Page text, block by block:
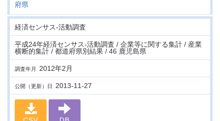
府県
経済センサス‐活動調査
平成24年経済センサス‐活動調査 / 企業等に関する集計 / 産業
横断的集計 / 都道府県別結果 / 46 鹿児島県
調査年月 2012年2月
公開（更新）日 2013-11-27